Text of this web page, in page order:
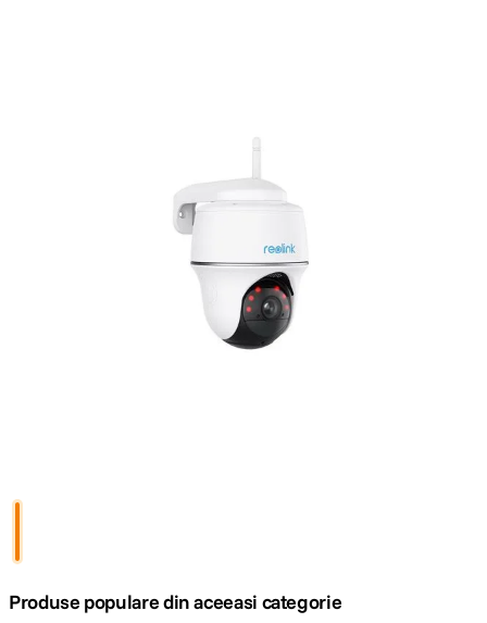
canon sx740 hs
Produse populare din aceeasi categorie